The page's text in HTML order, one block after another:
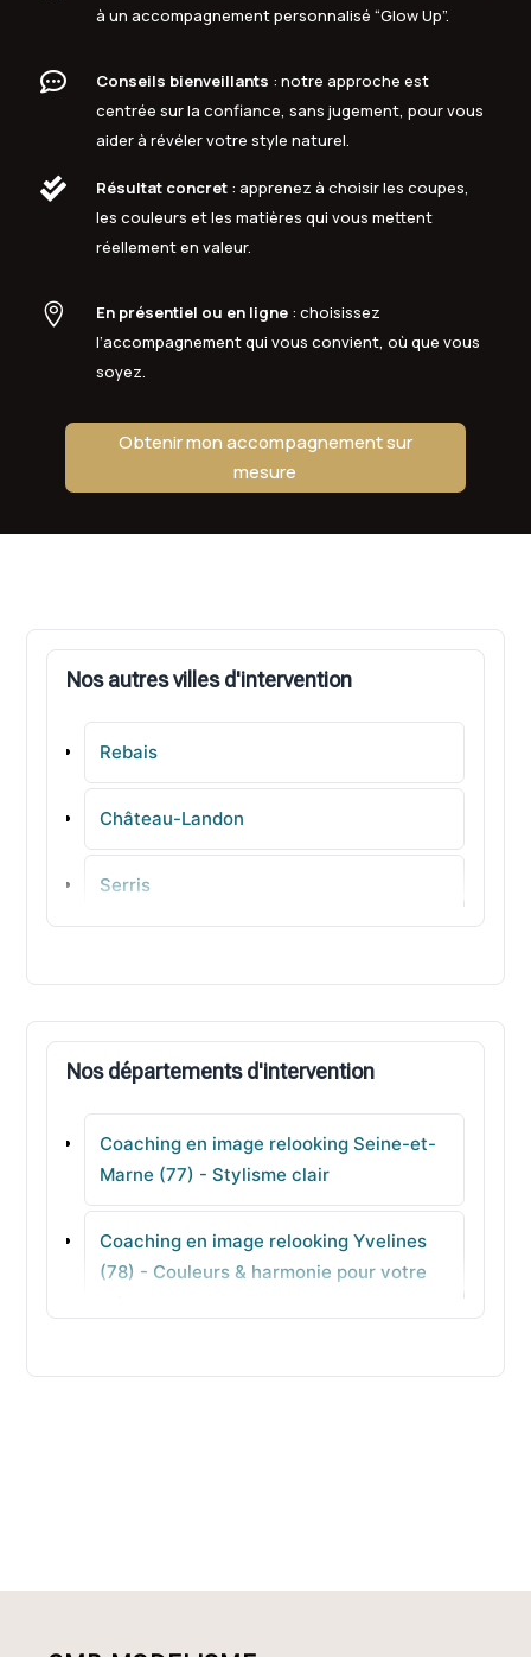
à un accompagnement personnalisé “Glow Up”.
 Conseils bienveillants : notre approche est
centrée sur la confiance, sans jugement, pour vous
aider à révéler votre style naturel.
 Résultat concret: apprenez à choisir les coupes,
les couleurs et les matières qui vous mettent
réellement en valeur.
 En présentiel ou en ligne: choisissez
l’accompagnement qui vous convient, où que vous
soyez.
Obtenir mon accompagnement sur
mesure
Nos autres villes d'intervention
Rebais
Château-Landon
Serris
Saint-Fargeau-Ponthierry
Ozoir-la-Ferrière
Longueville
Pommeuse
Chaumes-en-Brie
Nos départements d'intervention
Coaching en image relooking Seine-et-
Marne (77) - Stylisme clair
Coaching en image relooking Yvelines
(78) - Couleurs & harmonie pour votre
Coaching en image relooking Tarn (81) -